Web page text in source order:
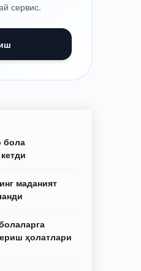
сервис.
бола
маданият
ҳолатлари